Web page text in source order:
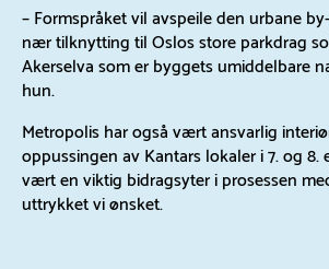
– Formspråket vil avspeile den urbane
nær tilknytting til Oslos store parkdrag
Akerselva som er byggets umiddelbare
hun.
Metropolis har også vært ansvarlig
oppussingen av Kantars lokaler i 7. og 8.
vært en viktig bidragsyter i prosessen
uttrykket vi ønsket.